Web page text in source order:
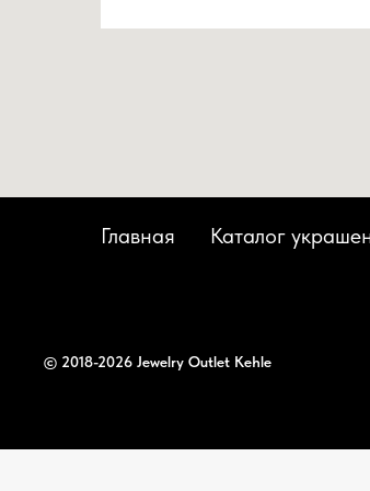
Главная Каталог
© 2018-2026 Jewelry Outlet Kehle